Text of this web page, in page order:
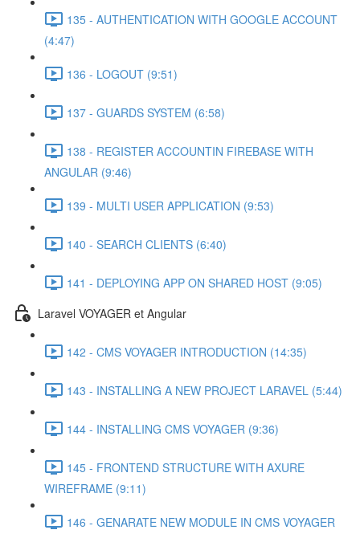
135 - AUTHENTICATION WITH GOOGLE ACCOUNT
(4:47)
136 - LOGOUT (9:51)
137 - GUARDS SYSTEM (6:58)
138 - REGISTER ACCOUNTIN FIREBASE WITH
ANGULAR (9:46)
139 - MULTI USER APPLICATION (9:53)
140 - SEARCH CLIENTS (6:40)
141 - DEPLOYING APP ON SHARED HOST (9:05)
Laravel VOYAGER et Angular
142 - CMS VOYAGER INTRODUCTION (14:35)
143 - INSTALLING A NEW PROJECT LARAVEL (5:44)
144 - INSTALLING CMS VOYAGER (9:36)
145 - FRONTEND STRUCTURE WITH AXURE
WIREFRAME (9:11)
146 - GENARATE NEW MODULE IN CMS VOYAGER